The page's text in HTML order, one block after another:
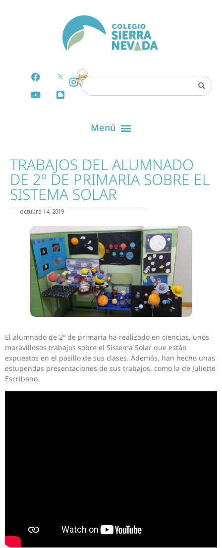
TRABAJOS DEL ALUMNADO
DE 2º DE PRIMARIA SOBRE EL
SISTEMA SOLAR
octubre 14, 2019
El alumnado de 2º de primaria ha realizado en ciencias, unos
maravillosos trabajos sobre el Sistema Solar que están
expuestos en el pasillo de sus clases. Además, han hecho unas
estupendas presentaciones de sus trabajos, como la de Juliette
Escribano.